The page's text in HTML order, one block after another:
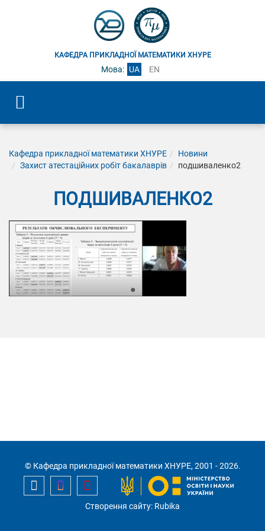
КАФЕДРА ПРИКЛАДНОЇ МАТЕМАТИКИ ХНУРЕ
Мова: UA EN
Кафедра прикладної математики ХНУРЕ
Новини
Захист атестаційних робіт бакалаврів
подшиваленко2
ПОДШИВАЛЕНКО2
© Кафедра прикладної математики ХНУРЕ, 2001 - 2026.
Створення сайту: Rubika